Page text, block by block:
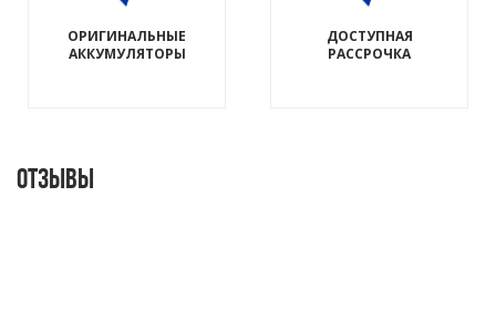
ОРИГИНАЛЬНЫЕ
АККУМУЛЯТОРЫ
ДОСТУПНАЯ
РАССРОЧКА
Отзывы